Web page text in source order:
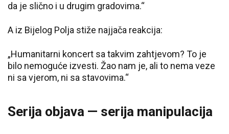
da je slično i u drugim gradovima.“
A iz Bijelog Polja stiže najjača reakcija:
„Humanitarni koncert sa takvim zahtjevom? To je
bilo nemoguće izvesti. Žao nam je, ali to nema veze
ni sa vjerom, ni sa stavovima.“
Serija objava — serija manipulacija